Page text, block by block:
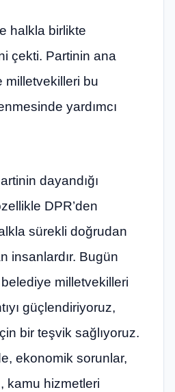
halkla birlikte
çekti. Partinin ana
milletvekilleri bu
yardımcı
dayandığı
DPR’den
sürekli doğrudan
insanlardır. Bugün
milletvekilleri
güçlendiriyoruz,
bir teşvik sağlıyoruz.
ekonomik sorunlar,
kamu hizmetleri